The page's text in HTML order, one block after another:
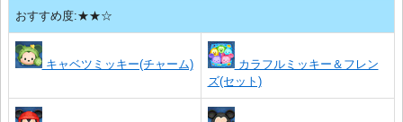
おすすめ度:★★☆
キャベツミッキー(チャーム)
カラフルミッキー＆フレン
ズ(セット)